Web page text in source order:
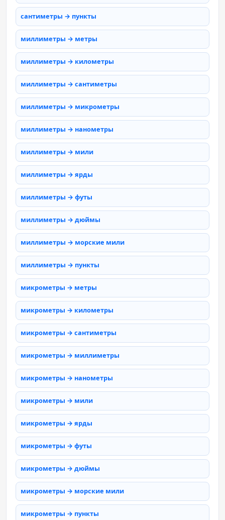
сантиметры → пункты
миллиметры → метры
миллиметры → километры
миллиметры → сантиметры
миллиметры → микрометры
миллиметры → нанометры
миллиметры → мили
миллиметры → ярды
миллиметры → футы
миллиметры → дюймы
миллиметры → морские мили
миллиметры → пункты
микрометры → метры
микрометры → километры
микрометры → сантиметры
микрометры → миллиметры
микрометры → нанометры
микрометры → мили
микрометры → ярды
микрометры → футы
микрометры → дюймы
микрометры → морские мили
микрометры → пункты